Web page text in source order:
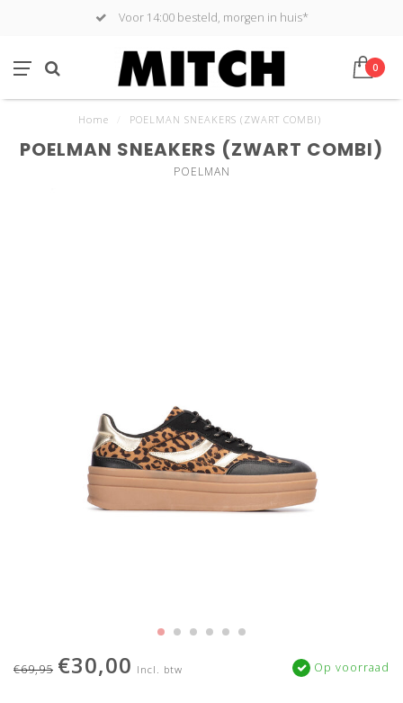
Voor 14:00 besteld, morgen in huis*
0
Home POELMAN SNEAKERS (ZWART COMBI)
POELMAN SNEAKERS (ZWART COMBI)
POELMAN
€69,95 €30,00 Incl. btw Op voorraad